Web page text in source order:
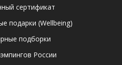
сертификат
подарки (Wellbeing)
подборки
России